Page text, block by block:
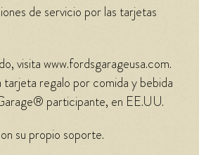
de servicio por las tarjetas
visita www.fordsgarageusa.com.
tarjeta regalo por comida y bebida
participante, en EE.UU.
su propio soporte.